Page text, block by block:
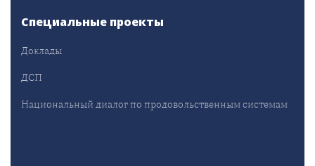
Специальные проекты
Доклады
ДСП
Национальный диалог по продовольственным системам